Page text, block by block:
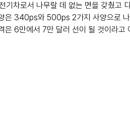
차로서 나무랄 데 없는 면을 갖췄고
은 340ps와 500ps 2가지 사양으로 나
6만에서 7만 달러 선이 될 것이라고